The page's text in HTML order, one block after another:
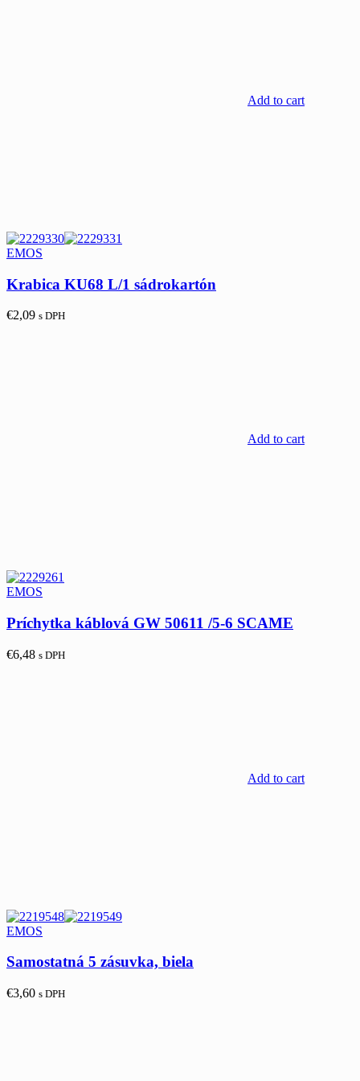
Add to cart
EMOS
Krabica KU68 L/1 sádrokartón
€2,09 s DPH
Add to cart
EMOS
Príchytka káblová GW 50611 /5-6 SCAME
€6,48 s DPH
Add to cart
EMOS
Samostatná 5 zásuvka, biela
€3,60 s DPH